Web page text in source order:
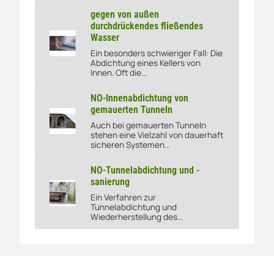
gegen von außen durchdrückendes fließendes Wasser
gegen von außen
durchdrückendes fließendes
Wasser
Ein besonders schwieriger Fall: Die
Abdichtung eines Kellers von
Innen. Oft die...
NO-Innenabdichtung von gemauerten Tunneln
NO-Innenabdichtung von
gemauerten Tunneln
Auch bei gemauerten Tunneln
stehen eine Vielzahl von dauerhaft
sicheren Systemen...
NO-Tunnelabdichtung und -sanierung
NO-Tunnelabdichtung und -
sanierung
Ein Verfahren zur
Tunnelabdichtung und
Wiederherstellung des...